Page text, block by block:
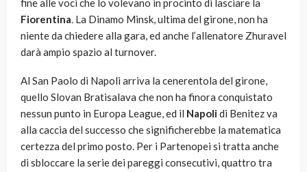
fine alle voci che lo volevano in procinto di lasciare la
Fiorentina. La Dinamo Minsk, ultima del girone, non ha
niente da chiedere alla gara, ed anche l’allenatore Zhuravel
darà ampio spazio al turnover.
Al San Paolo di Napoli arriva la cenerentola del girone,
quello Slovan Bratisalava che non ha finora conquistato
nessun punto in Europa League, ed il Napolidi Benitez va
alla caccia del successo che significherebbe la matematica
certezza del primo posto. Per i Partenopei si tratta anche
di sbloccare la serie dei pareggi consecutivi, quattro tra